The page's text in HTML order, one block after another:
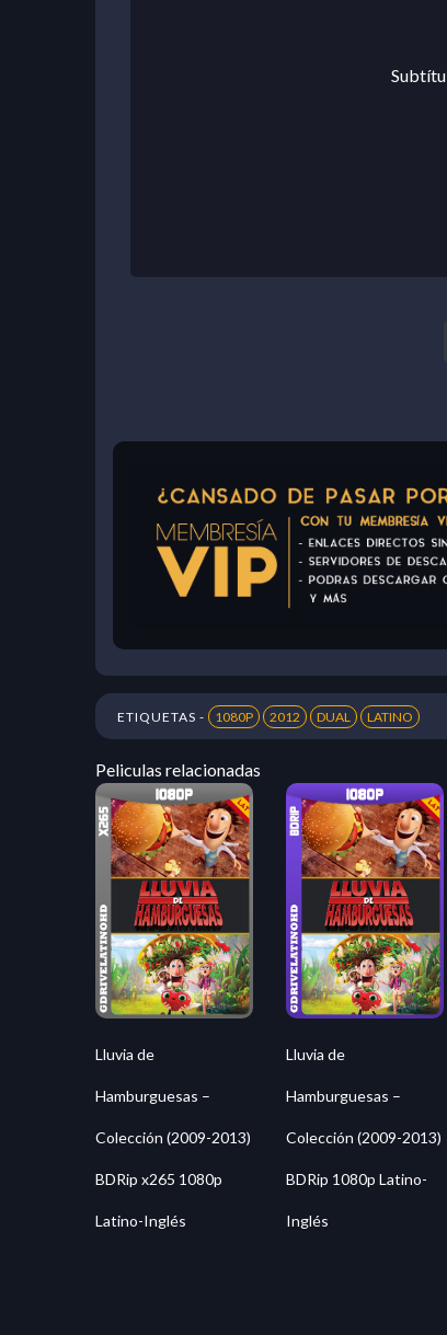
ETIQUETAS - 1080P 2012 DUAL LATINO
Peliculas relacionadas
Lluvia de
Hamburguesas –
Colección (2009-2013)
BDRip x265 1080p
Latino-Inglés
Lluvia de
Hamburguesas –
Colección (2009-2013)
BDRip 1080p Latino-
Inglés